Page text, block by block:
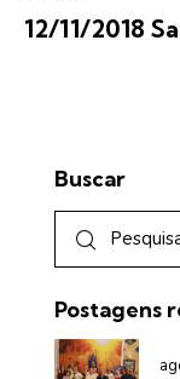
12/11/2018
Buscar
Postagens